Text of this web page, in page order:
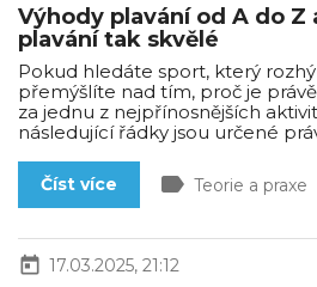
Výhody plavání od A do Z
plavání tak skvělé
Pokud hledáte sport, který
přemýšlíte nad tím, proč je
za jednu z nejpřínosnějších
následující řádky jsou určené
Číst více label Teorie a praxe
today 17.03.2025, 21:12